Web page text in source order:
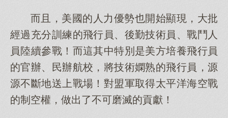
而且，美國的人力優勢也開始顯現，大批
經過充分訓練的飛行員、後勤技術員、戰鬥人
員陸續參戰！而這其中特別是美方培養飛行員
的官辦、民辦航校，將技術嫻熟的飛行員，源
源不斷地送上戰場！對盟軍取得太平洋海空戰
的制空權，做出了不可磨滅的貢獻！